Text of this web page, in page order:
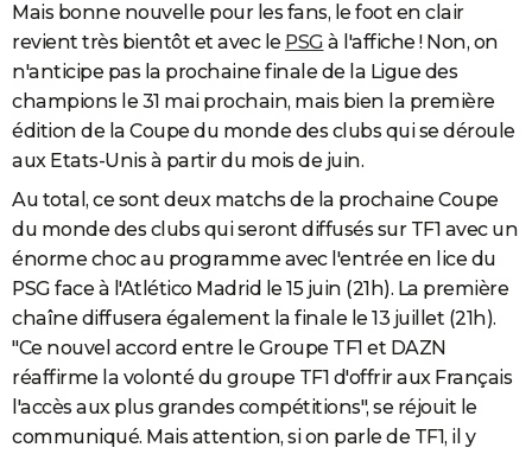
Mais bonne nouvelle pour les fans, le foot en clair
revient très bientôt et avec le PSG à l'affiche ! Non, on
n'anticipe pas la prochaine finale de la Ligue des
champions le 31 mai prochain, mais bien la première
édition de la Coupe du monde des clubs qui se déroule
aux Etats-Unis à partir du mois de juin.
Au total, ce sont deux matchs de la prochaine Coupe
du monde des clubs qui seront diffusés sur TF1 avec un
énorme choc au programme avec l'entrée en lice du
PSG face à l'Atlético Madrid le 15 juin (21h). La première
chaîne diffusera également la finale le 13 juillet (21h).
"Ce nouvel accord entre le Groupe TF1 et DAZN
réaffirme la volonté du groupe TF1 d'offrir aux Français
l'accès aux plus grandes compétitions", se réjouit le
communiqué. Mais attention, si on parle de TF1, il y